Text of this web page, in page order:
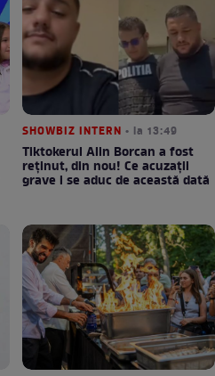
SHOWBIZ INTERN • la 13:49
Tiktokerul Alin Borcan a fost
reținut, din nou! Ce acuzații
grave i se aduc de această dată